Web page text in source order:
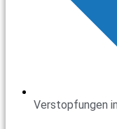
Verstopfungen